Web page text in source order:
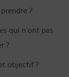
?
qui n’ont pas
?
objectif ?